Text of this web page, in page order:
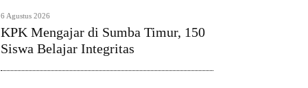
6 Agustus 2026
KPK Mengajar di Sumba Timur, 150
Siswa Belajar Integritas